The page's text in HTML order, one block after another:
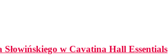
Słowińskiego w Cavatina Hall Essentials